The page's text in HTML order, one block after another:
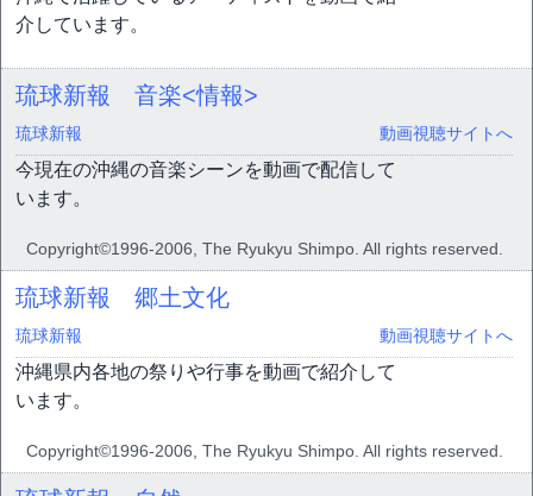
介しています。
琉球新報 音楽<情報>
琉球新報 動画視聴サイトへ
今現在の沖縄の音楽シーンを動画で配信して
います。
Copyright©1996-2006, The Ryukyu Shimpo. All rights reserved.
琉球新報 郷土文化
琉球新報 動画視聴サイトへ
沖縄県内各地の祭りや行事を動画で紹介して
います。
Copyright©1996-2006, The Ryukyu Shimpo. All rights reserved.